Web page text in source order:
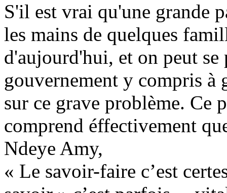
S'il est vrai qu'une grande
les mains de quelques
d'aujourd'hui, et on peut
gouvernement y compris à
sur ce grave problème. Ce
comprend éffectivement
Ndeye Amy,
« Le savoir-faire c’est